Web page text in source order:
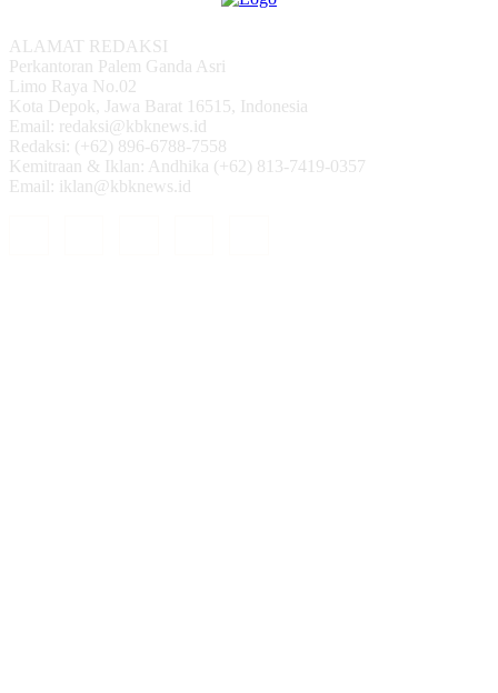
ALAMAT REDAKSI
Perkantoran Palem Ganda Asri
Limo Raya No.02
Kota Depok, Jawa Barat 16515, Indonesia
Email: redaksi@kbknews.id
Redaksi: (+62) 896-6788-7558
Kemitraan & Iklan: Andhika (+62) 813-7419-0357
Email: iklan@kbknews.id